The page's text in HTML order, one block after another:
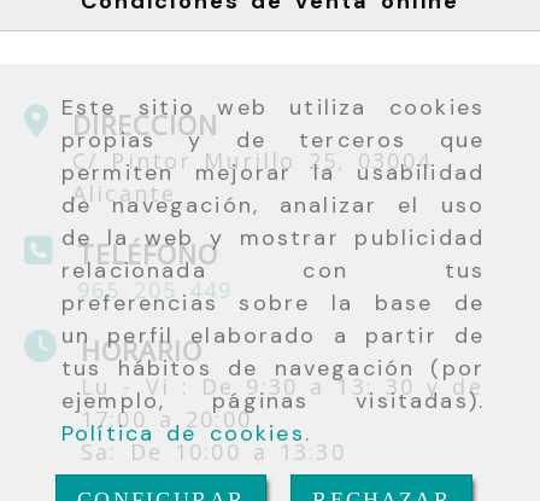
Este sitio web utiliza cookies
propias y de terceros que
permiten mejorar la usabilidad
de navegación, analizar el uso
de la web y mostrar publicidad
relacionada con tus
preferencias sobre la base de
un perfil elaborado a partir de
tus hábitos de navegación (por
ejemplo, páginas visitadas).
Política de cookies.
DIRECCIÓN
C/ Pintor Murillo 25, 03004
Alicante
TELÉFONO
965 205 449
HORARIO
Lu - Vi : De 9:30 a 13: 30 y de
17:00 a 20:00
Sa: De 10:00 a 13:30